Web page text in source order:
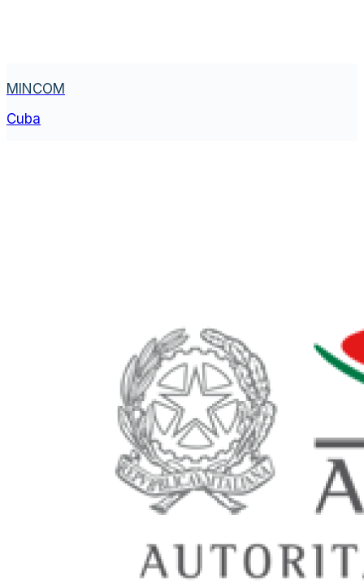
MINCOM
Cuba